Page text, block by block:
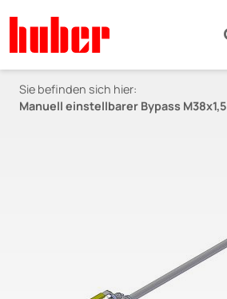
Sie befinden sich hier:
Manuell einstellbarer Bypass M38x1,5